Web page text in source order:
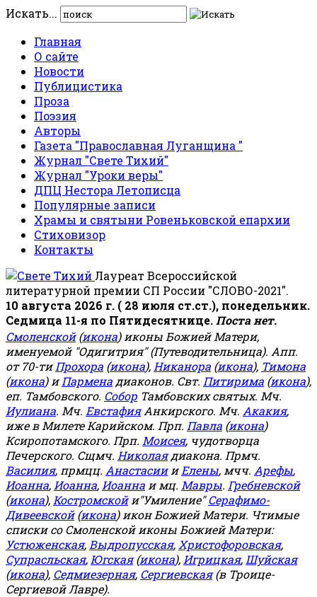
Искать...
Главная
О сайте
Новости
Публицистика
Проза
Поэзия
Авторы
Газета "Православная Луганщина "
Журнал "Свете Тихий"
Журнал "Уроки веры"
ДПЦ Нестора Летописца
Популярные записи
Храмы и святыни Ровеньковской епархии
Стиховизор
Контакты
Лауреат Всероссийской
литературной премии СП России "СЛОВО-2021".
10 августа 2026 г. ( 28 июля ст.ст.), понедельник.
Седмица 11-я по Пятидесятнице. Поста нет.
Смоленской(икона) иконы Божией Матери,
именуемой "Одигитрия" (Путеводительница). Апп.
от 70-тиПрохора (икона), Никанора (икона), Тимона
(икона) иПармена диаконов. Свт. Питирима (икона),
еп. Тамбовского. Собор Тамбовских святых. Мч.
Иулиана. Мч. ЕвстафияАнкирского. Мч. Акакия,
иже в Милете Карийском. Прп. Павла (икона)
Ксиропотамского. Прп. Моисея, чудотворца
Печерского. Сщмч. Николаядиакона. Прмч.
Василия, прмцц. АнастасиииЕлены, мчч. Арефы,
Иоанна, Иоанна, Иоанна и мц. Мавры. Гребневской
(икона), Костромскойи"Умиление"Серафимо-
Дивеевской(икона) икон Божией Матери. Чтимые
списки со Смоленской иконы Божией Матери:
Устюженская, Выдропусская, Христофоровская,
Супрасльская, Югская(икона), Игрицкая, Шуйская
(икона), Седмиезерная, Сергиевская(в Троице-
Сергиевой Лавре).